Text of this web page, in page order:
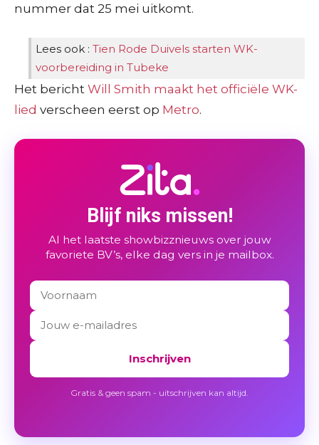
nummer dat 25 mei uitkomt.
Lees ook : Tien Rode Duivels starten WK-
voorbereiding in Tubeke
Het bericht Will Smith maakt het officiële WK-
lied verscheen eerst op Metro.
Blijf niks missen!
Al het laatste showbizznieuws over jouw
favoriete BV’s, elke dag vers in je mailbox.
Inschrijven
Gratis & geen spam - uitschrijven kan altijd.